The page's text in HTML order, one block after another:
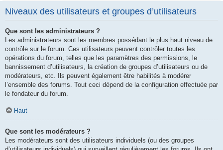
Niveaux des utilisateurs et groupes d’utilisateurs
Que sont les administrateurs ?
Les administrateurs sont les membres possédant le plus haut niveau de
contrôle sur le forum. Ces utilisateurs peuvent contrôler toutes les
opérations du forum, telles que les paramètres des permissions, le
bannissement d’utilisateurs, la création de groupes d’utilisateurs ou de
modérateurs, etc. Ils peuvent également être habilités à modérer
l’ensemble des forums. Tout ceci dépend de la configuration effectuée par
le fondateur du forum.
Haut
Que sont les modérateurs ?
Les modérateurs sont des utilisateurs individuels (ou des groupes